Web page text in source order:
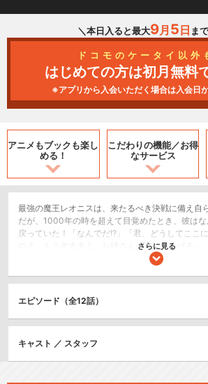
＼本日入ると最大9月 5 日 ま
ドコモのケータイ以外
はじめての方は初月無料
※アプリから入会いただく場合は入会日
アニメもブックも楽し
める！
こだわりの機能／お得
なサービス
最強の魔王レオニスは、来たるべき決戦に備え自
だが、1000年の時を超えて目覚めたとき、彼は
戻っていた！「なんでだ!?」「君、どうしてここ
の？ もう大丈夫よ。お姉さんが守ってあげる」
する美少女リーセリアに保護されたレオニスは、
能の力――〈聖剣〉。聞き慣れない言葉に戸惑い
院〉に入学することに。魔術の失われた未来世界
たちの織りなす聖剣と魔剣の学園ソード・ファン
SF/ファンタジー
アクション/バトル
さらに見る
エピソード（全12話）
キャスト ／ スタッフ